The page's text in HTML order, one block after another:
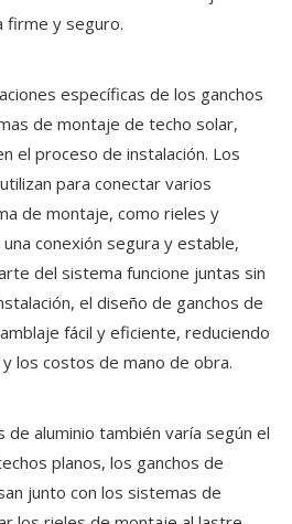
firme y seguro.
específicas de los ganchos
de montaje de techo solar,
el proceso de instalación. Los
para conectar varios
de montaje, como rieles y
conexión segura y estable,
del sistema funcione juntas sin
el diseño de ganchos de
fácil y eficiente, reduciendo
los costos de mano de obra.
de aluminio también varía según el
planos, los ganchos de
junto con los sistemas de